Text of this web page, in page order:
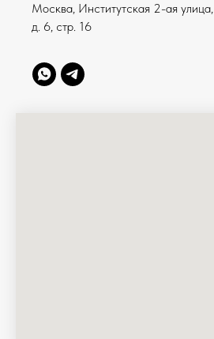
Москва, Институтская 2-ая улица,
д. 6, стр. 16